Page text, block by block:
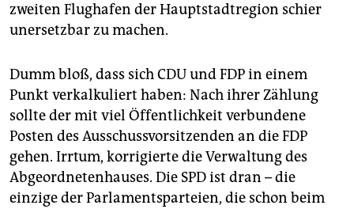
zweiten Flughafen der Hauptstadtregion schier
unersetzbar zu machen.
Dumm bloß, dass sich CDU und FDP in einem
Punkt verkalkuliert haben: Nach ihrer Zählung
sollte der mit viel Öffentlichkeit verbundene
Posten des Ausschussvorsitzenden an die FDP
gehen. Irrtum, korrigierte die Verwaltung des
Abgeordnetenhauses. Die SPD ist dran – die
einzige der Parlamentsparteien, die schon beim